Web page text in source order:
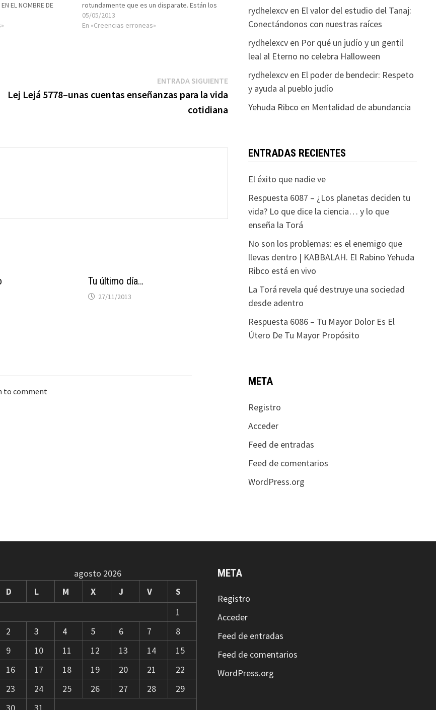
EL NOMBRE DE
ES MUY
ESTAS HACIENDO
rotundamente que es un disparate. Están los
más prudentes que no afirman al respecto, y
otros temerosos que…
05/05/2013
En «Creencias erroneas»
ENTRADA SIGUIENTEEntrada
siguiente:
Lej Lejá 5778–unas cuentas enseñanzas para la vida
cotidiana
Tu último día…
27/11/2013
to comment
rydhelexcven El valor del estudio del Tanaj:
Conectándonos con nuestras raíces
rydhelexcven Por qué un judío y un gentil
leal al Eterno no celebra Halloween
rydhelexcven El poder de bendecir: Respeto
y ayuda al pueblo judío
Yehuda Ribco en Mentalidad de abundancia
ENTRADAS RECIENTES
El éxito que nadie ve
Respuesta 6087 – ¿Los planetas deciden tu
vida? Lo que dice la ciencia… y lo que
enseña la Torá
No son los problemas: es el enemigo que
llevas dentro | KABBALAH. El Rabino Yehuda
Ribco está en vivo
La Torá revela qué destruye una sociedad
desde adentro
Respuesta 6086 – Tu Mayor Dolor Es El
Útero De Tu Mayor Propósito
META
Registro
Acceder
Feed de entradas
Feed de comentarios
WordPress.org
agosto 2026
D
L M X J V
S
1
2
3 4 5 6 7
8
9
10 11 12 13 14
15
16
17 18 19 20 21
22
23
24 25 26 27 28
29
META
Registro
Acceder
Feed de entradas
Feed de comentarios
WordPress.org